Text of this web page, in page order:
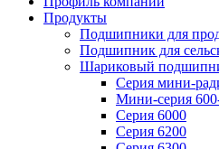
Продукты
Подшипники для
Подшипник для
Шариковый
Серия мини-
Мини-серия
Серия 6000
Серия 6200